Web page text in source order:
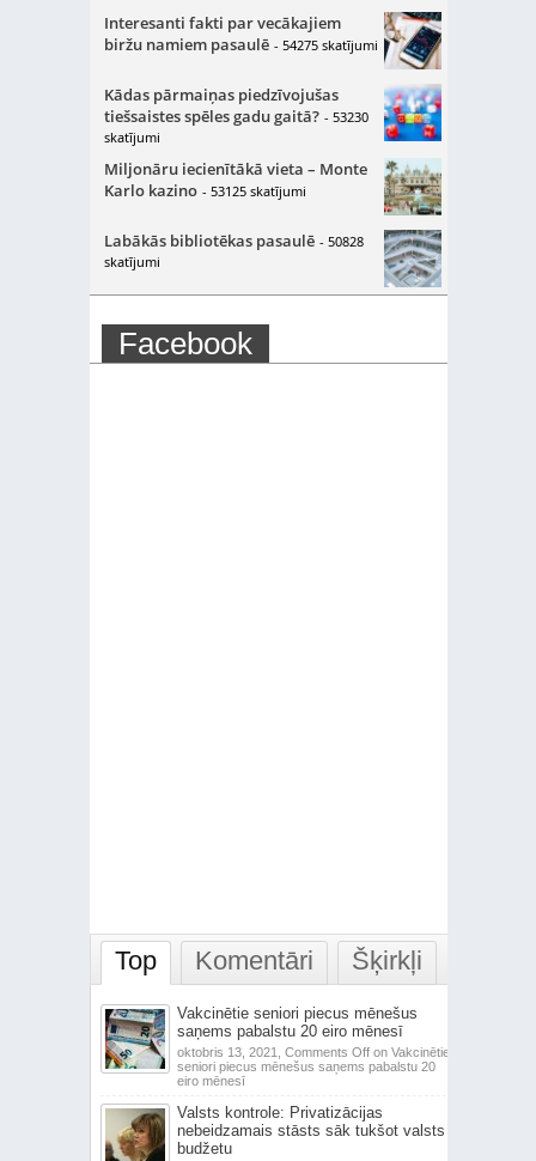
Interesanti fakti par vecākajiem
biržu namiem pasaulē - 54275 skatījumi
Kādas pārmaiņas piedzīvojušas
tiešsaistes spēles gadu gaitā? - 53230
skatījumi
Miljonāru iecienītākā vieta – Monte
Karlo kazino - 53125 skatījumi
Labākās bibliotēkas pasaulē - 50828
skatījumi
Facebook
Top Komentāri Šķirkļi
Vakcinētie seniori piecus mēnešus
saņems pabalstu 20 eiro mēnesī
oktobris 13, 2021, Comments Offon Vakcinētie
seniori piecus mēnešus saņems pabalstu 20
eiro mēnesī
Valsts kontrole: Privatizācijas
nebeidzamais stāsts sāk tukšot valsts
budžetu